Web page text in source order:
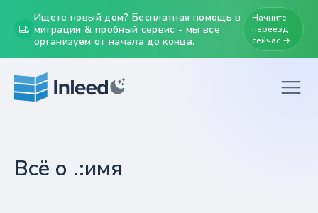
Ищете новый дом? Бесплатная помощь в
миграции & пробный сервис - мы все
организуем от начала до конца.
Начните
переезд
сейчас →
Всё о .:имя